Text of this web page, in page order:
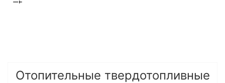
Отопительные твердотопливные